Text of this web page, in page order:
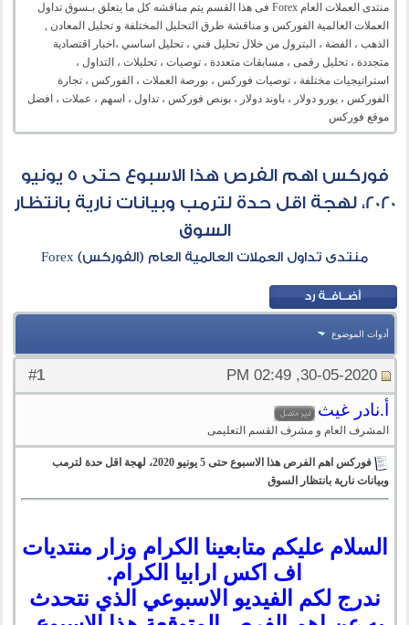
منتدى العملات العام Forex فى هذا القسم يتم مناقشه كل ما يتعلق بـسوق تداول
العملات العالمية الفوركس و مناقشة طرق التحليل المختلفة و تحليل المعادن ,
الذهب ، الفضة ، البترول من خلال تحليل فني ، تحليل اساسي ،اخبار اقتصادية
متجددة ، تحليل رقمى ، مسابقات متعددة ، توصيات ، تحليلات ، التداول ،
استراتيجيات مختلفة ، توصيات فوركس ، بورصة العملات ، الفوركس ، تجارة
الفوركس ، يورو دولار ، باوند دولار ، بونص فوركس ، تداول ، اسهم ، عملات ، افضل
موقع فوركس
فوركس اهم الفرص هذا الاسبوع حتى 5 يونيو
2020، لهجة اقل حدة لترمب وبيانات نارية بانتظار
السوق
منتدى تداول العملات العالمية العام (الفوركس) Forex
أدوات الموضوع
#
1 30-05-2020, 02:49 PM
أ.نادر غيث
المشرف العام و مشرف القسم التعليمى
فوركس اهم الفرص هذا الاسبوع حتى 5 يونيو 2020، لهجة اقل حدة لترمب
وبيانات نارية بانتظار السوق
السلام عليكم متابعينا الكرام وزار منتديات
اف اكس ارابيا الكرام.
ندرج لكم
الفيديو الاسبوعي الذي نتحدث